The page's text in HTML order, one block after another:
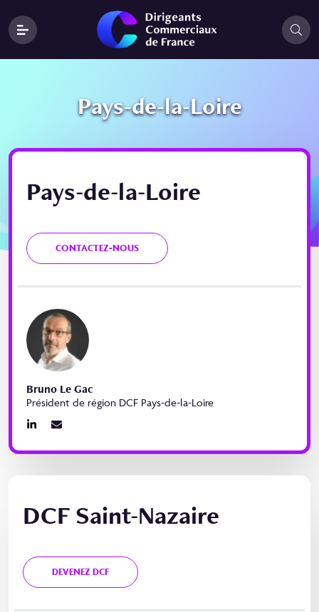
Pays-de-la-Loire
Pays-de-la-Loire
CONTACTEZ-NOUS
Bruno Le Gac
Président de région DCF Pays-de-la-Loire
DCF Saint-Nazaire
DEVENEZ DCF